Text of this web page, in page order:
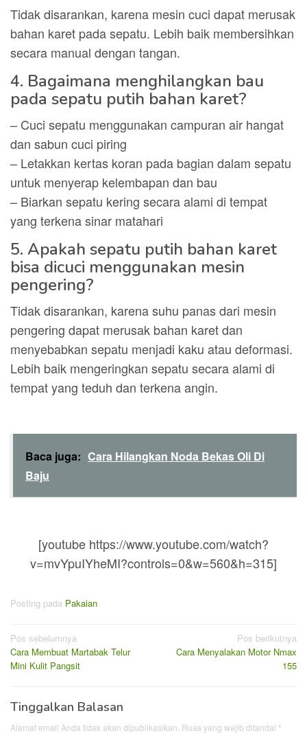
Tidak disarankan, karena mesin cuci dapat merusak
bahan karet pada sepatu. Lebih baik membersihkan
secara manual dengan tangan.
4. Bagaimana menghilangkan bau
pada sepatu putih bahan karet?
– Cuci sepatu menggunakan campuran air hangat
dan sabun cuci piring
– Letakkan kertas koran pada bagian dalam sepatu
untuk menyerap kelembapan dan bau
– Biarkan sepatu kering secara alami di tempat
yang terkena sinar matahari
5. Apakah sepatu putih bahan karet
bisa dicuci menggunakan mesin
pengering?
Tidak disarankan, karena suhu panas dari mesin
pengering dapat merusak bahan karet dan
menyebabkan sepatu menjadi kaku atau deformasi.
Lebih baik mengeringkan sepatu secara alami di
tempat yang teduh dan terkena angin.
Baca juga: Cara Hilangkan Noda Bekas Oli Di
Baju
[youtube https://www.youtube.com/watch?
v=mvYpuIYheMI?controls=0&w=560&h=315]
Posting pada Pakaian
Navigasi
pos
Pos sebelumnya
Cara Membuat Martabak Telur
Mini Kulit Pangsit
Pos berikutnya
Cara Menyalakan Motor Nmax
155
Tinggalkan Balasan
Alamat email Anda tidak akan dipublikasikan. Ruas yang wajib ditandai *